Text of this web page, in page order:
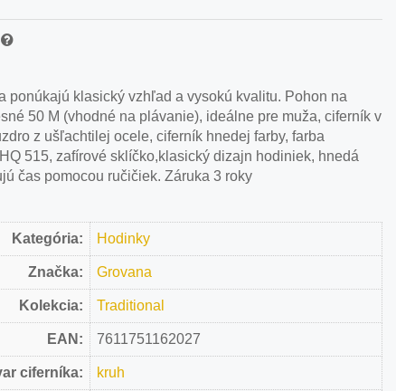
ponúkajú klasický vzhľad a vysokú kvalitu. Pohon na
50 M (vhodné na plávanie), ideálne pre muža, ciferník v
z ušľachtilej ocele, ciferník hnedej farby, farba
515, zafírové sklíčko,klasický dizajn hodiniek, hnedá
čas pomocou ručičiek. Záruka 3 roky
Kategória: Hodinky
Značka: Grovana
Kolekcia: Traditional
EAN: 7611751162027
ciferníka: kruh